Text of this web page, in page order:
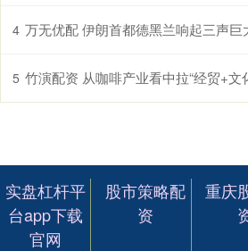
4 万无优配 伊朗首都德黑兰响起三声巨
5 竹演配资 从咖啡产业看中拉“经贸+文
实盘杠杆平
台app下载
官网
股市策略配
资
重庆